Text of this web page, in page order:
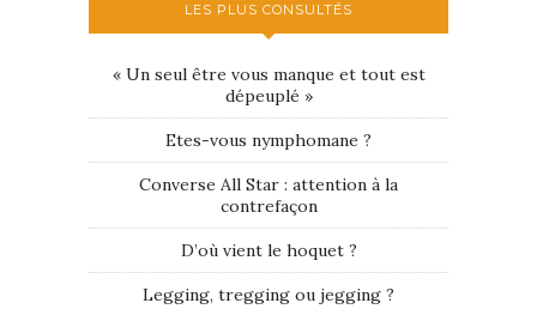
LES PLUS CONSULTÉS
« Un seul être vous manque et tout est
dépeuplé »
Etes-vous nymphomane ?
Converse All Star : attention à la
contrefaçon
D’où vient le hoquet ?
Legging, tregging ou jegging ?